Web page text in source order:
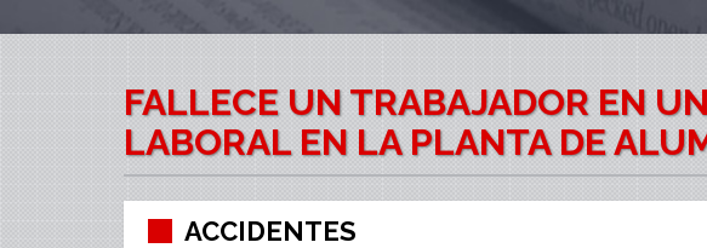
FALLECE UN TRABAJADOR EN
LABORAL EN LA PLANTA DE
ACCIDENTES